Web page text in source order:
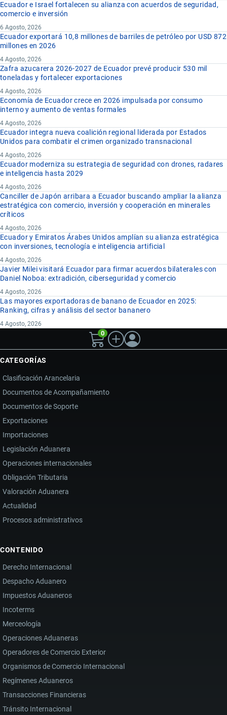
Ecuador e Israel fortalecen su alianza con acuerdos de seguridad,
comercio e inversión
6 Agosto, 2026
Ecuador exportará 10,8 millones de barriles de petróleo por USD 872
millones en 2026
4 Agosto, 2026
Zafra azucarera 2026-2027 de Ecuador prevé producir 530 mil
toneladas y fortalecer exportaciones
4 Agosto, 2026
Economía de Ecuador crece en 2026 impulsada por consumo
interno y aumento de ventas formales
4 Agosto, 2026
Ecuador integra nueva coalición regional liderada por Estados
Unidos para combatir el crimen organizado transnacional
4 Agosto, 2026
Ecuador moderniza su estrategia de seguridad con drones, radares
e inteligencia hasta 2029
4 Agosto, 2026
Canciller de Japón arribara a Ecuador buscando ampliar la alianza
estratégica con comercio, inversión y cooperación en minerales
críticos
4 Agosto, 2026
Ecuador y Emiratos Árabes Unidos amplían su alianza estratégica
con inversiones, tecnología e inteligencia artificial
4 Agosto, 2026
Javier Milei visitará Ecuador para firmar acuerdos bilaterales con
Daniel Noboa: extradición, ciberseguridad y comercio
4 Agosto, 2026
Las mayores exportadoras de banano de Ecuador en 2025:
Ranking, cifras y análisis del sector bananero
4 Agosto, 2026
0
CATEGORÍAS
Clasificación Arancelaria
Documentos de Acompañamiento
Documentos de Soporte
Exportaciones
Importaciones
Legislación Aduanera
Operaciones internacionales
Obligación Tributaria
Valoración Aduanera
Actualidad
Procesos administrativos
CONTENIDO
Derecho Internacional
Despacho Aduanero
Impuestos Aduaneros
Incoterms
Merceología
Operaciones Aduaneras
Operadores de Comercio Exterior
Organismos de Comercio Internacional
Regímenes Aduaneros
Transacciones Financieras
Tránsito Internacional